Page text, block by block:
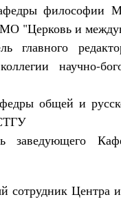
философии
"Церковь и
научно-
общей и
сотрудник Центра